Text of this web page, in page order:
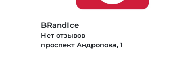
BRandIce
Нет отзывов
проспект Андропова, 1